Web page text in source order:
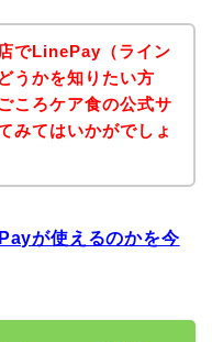
でLinePay（ライン
うかを知りたい方
ころケア食の公式サ
みてはいかがでしょ
が使えるのかを今